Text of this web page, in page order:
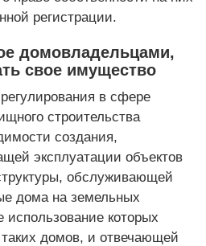
регистрации.
домовладельцами,
свое имущество
в сфере
строительства
создания,
эксплуатации объектов
обслуживающей
дома на земельных
использование которых
таких домов, и отвечающей